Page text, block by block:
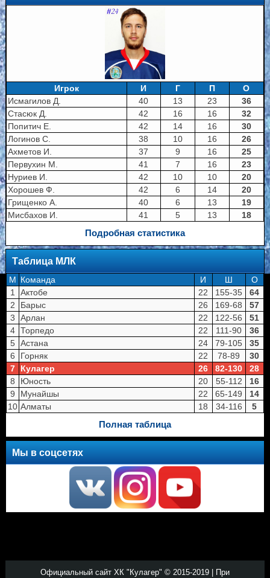
Игрок И Г П
О
Исмагилов Д.
40 13 23
36
Стасюк Д.
42 16 16
32
Попитич Е.
42 14 16
30
Логинов С.
38 10 16
26
Ахметов И.
37 9 16
25
Первухин М.
41 7 16
23
Нуриев И.
42 10 10
20
Хорошев Ф.
42 6 14
20
Грищенко А.
40 6 13
19
Мисбахов И.
41 5 13
18
Подробная статистика
Таблица МЛК
M Команда И Ш
О
1
Актобе 22 155-35
64
2
Барыс 26 169-68
57
3
Арлан 22 122-56
51
4 Торпедо 22 111-90
36
5 Астана 24 79-105
35
6
Горняк 22 78-89
30
7
Кулагер 26 82-130
28
8
Юность 20 55-112
16
9
Мунайшы 22 65-149
14
10 Алматы 18 34-116
5
Полная таблица
Мы в соцсетях
Официальный сайт ХК "Кулагер" © 2015-2019 | При